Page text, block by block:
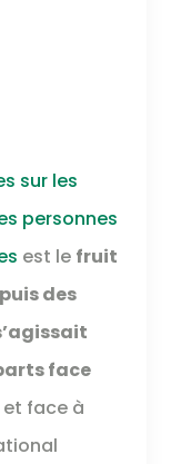
sur les
personnes
est le fruit
des
face
et face à